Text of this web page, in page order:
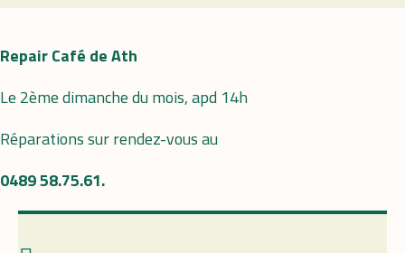
Repair Café de Ath
Le 2ème dimanche du mois, apd 14h
Réparations sur rendez-vous au
0489 58.75.61.